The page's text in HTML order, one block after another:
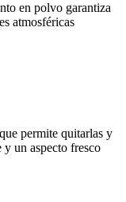
en polvo garantiza
atmosféricas
permite quitarlas y
y un aspecto fresco